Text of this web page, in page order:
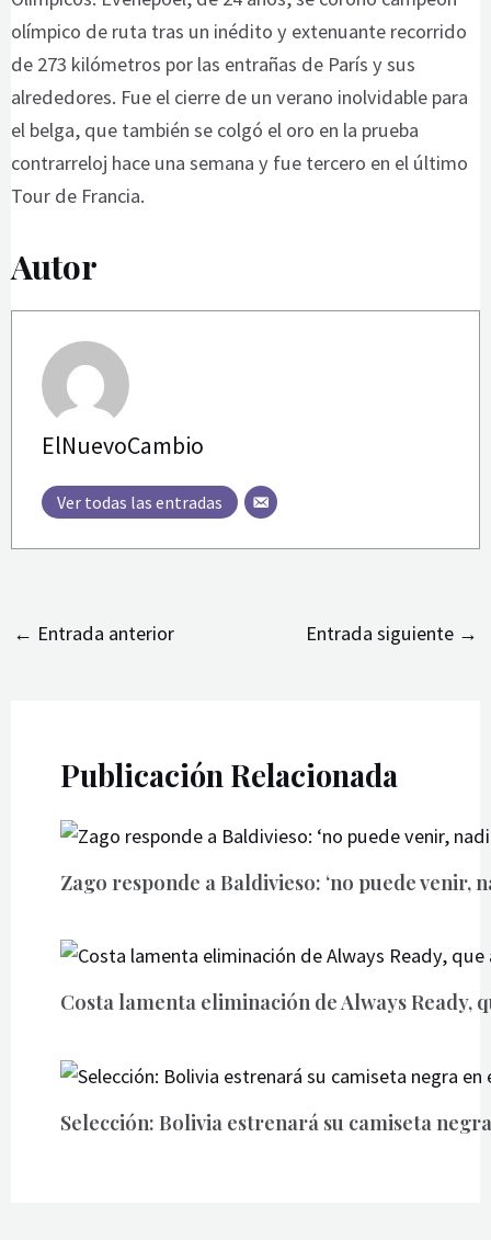
olímpico de ruta tras un inédito y extenuante recorrido
de 273 kilómetros por las entrañas de París y sus
alrededores. Fue el cierre de un verano inolvidable para
el belga, que también se colgó el oro en la prueba
contrarreloj hace una semana y fue tercero en el último
Tour de Francia.
Autor
ElNuevoCambio
Ver todas las entradas
← Entrada anterior Entrada siguiente →
Publicación Relacionada
Zago responde a Baldivieso: ‘no puede venir,
Costa lamenta eliminación de Always Ready,
Selección: Bolivia estrenará su camiseta